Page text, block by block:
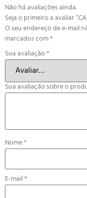
Não há avaliações ainda.
Seja o primeiro a avaliar
O seu endereço de e-mail
marcados com*
Sua avaliação*
Sua avaliação sobre o
Nome*
E-mail*